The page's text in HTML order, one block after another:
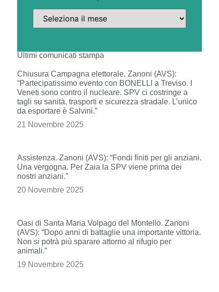
Ultimi comunicati stampa
Chiusura Campagna elettorale. Zanoni (AVS):
“Partecipatissimo evento con BONELLI a Treviso. I
Veneti sono contro il nucleare. SPV ci costringe a
tagli su sanità, trasporti e sicurezza stradale. L’unico
da esportare è Salvini.”
21 Novembre 2025
Assistenza. Zanoni (AVS): “Fondi finiti per gli anziani.
Una vergogna. Per Zaia la SPV viene prima dei
nostri anziani.”
20 Novembre 2025
Oasi di Santa Maria Volpago del Montello. Zanoni
(AVS): “Dopo anni di battaglie una importante vittoria.
Non si potrà più sparare attorno al rifugio per
animali.”
19 Novembre 2025